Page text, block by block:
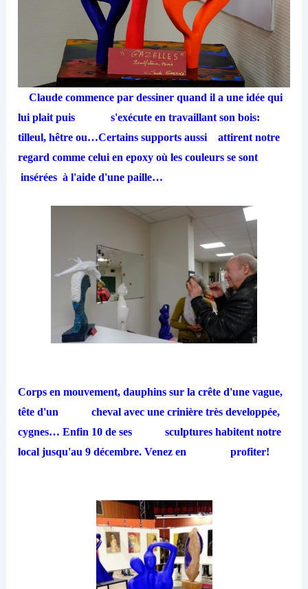
Claude commence par dessiner quand il a une idée qui
lui plait puis s'exécute en travaillant son bois:
tilleul, hêtre ou…Certains supports aussi attirent notre
regard comme celui en epoxy où les couleurs se sont
insérées à l'aide d'une paille…
Corps en mouvement, dauphins sur la crête d'une vague,
tête d'un cheval avec une crinière très developpée,
cygnes… Enfin 10 de ses sculptures habitent notre
local jusqu'au 9 décembre. Venez en profiter!